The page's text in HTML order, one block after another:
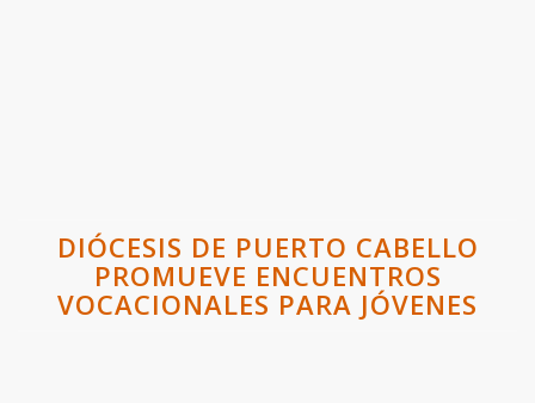
DIÓCESIS DE PUERTO CABELLO
PROMUEVE ENCUENTROS
VOCACIONALES PARA JÓVENES